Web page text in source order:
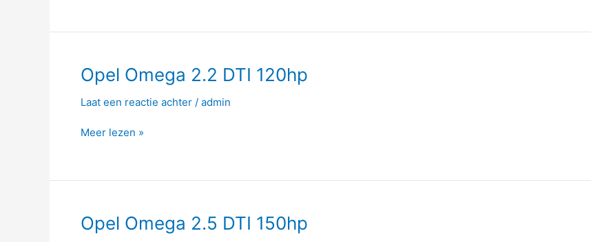
Opel Omega 2.2 DTI 120hp
Laat een reactie achter / admin
Opel
Omega
2.2
120hp
Meer lezen »
Opel Omega 2.5 DTI 150hp
Opel
Omega